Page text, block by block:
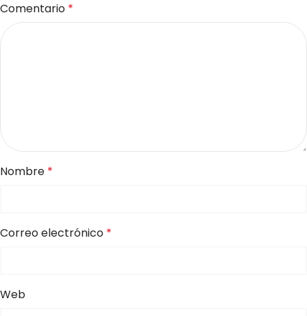
Comentario *
Nombre *
Correo electrónico *
Web